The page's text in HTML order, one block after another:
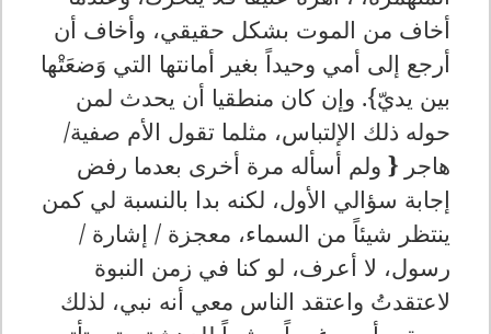
أخاف من الموت بشكل حقيقي، وأخاف أن
أرجع إلى أمي وحيداً بغير أمانتها التي وَضعَتْها
بين يديّ}. وإن كان منطقيا أن يحدث لمن
حوله ذلك الإلتباس، مثلما تقول الأم صفية/
هاجر { ولم أسأله مرة أخرى بعدما رفض
إجابة سؤالي الأول، لكنه بدا بالنسبة لي كمن
ينتظر شيئاً من السماء، معجزة / إشارة /
رسول، لا أعرف، لو كنا في زمن النبوة
لاعتقدتُ واعتقد الناس معي أنه نبي، لذلك